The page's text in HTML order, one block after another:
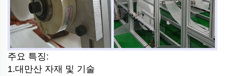
주요 특징:
1.대만산 자재 및 기술